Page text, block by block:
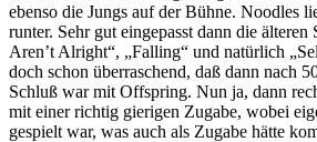
ebenso die Jungs auf der Bühne. Noodles
runter. Sehr gut eingepasst dann die
Aren’t Alright“, „Falling“ und natürlich
doch schon überraschend, daß dann nach
Schluß war mit Offspring. Nun ja, dann
mit einer richtig gierigen Zugabe, wobei
gespielt war, was auch als Zugabe hätte